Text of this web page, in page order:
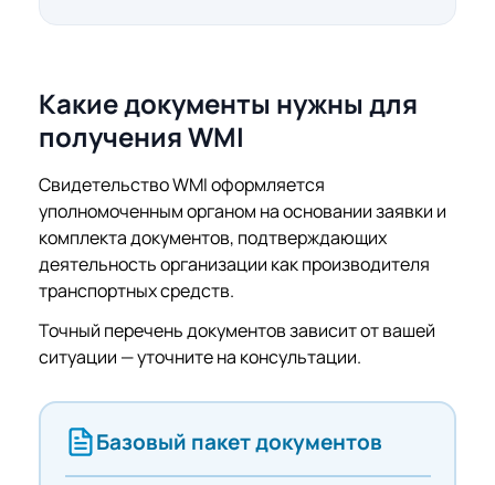
Какие документы нужны для
получения WMI
Свидетельство WMI оформляется
уполномоченным органом на основании заявки и
комплекта документов, подтверждающих
деятельность организации как производителя
транспортных средств.
Точный перечень документов зависит от вашей
ситуации — уточните на консультации.
Базовый пакет документов